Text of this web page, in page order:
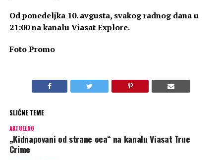
Od ponedeljka 10. avgusta, svakog radnog dana u
21:00 na kanalu Viasat Explore.
Foto Promo
SLIČNE TEME
AKTUELNO
„Kidnapovani od strane oca“ na kanalu Viasat True
Crime